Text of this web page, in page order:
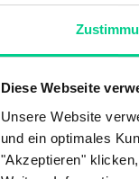
Diese Webseite
Unsere Website
und ein optimales
"Akzeptieren"
0.055 kg
85371098